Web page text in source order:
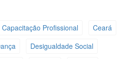
Capacitação Profissional
Ceará
Desigualdade Social